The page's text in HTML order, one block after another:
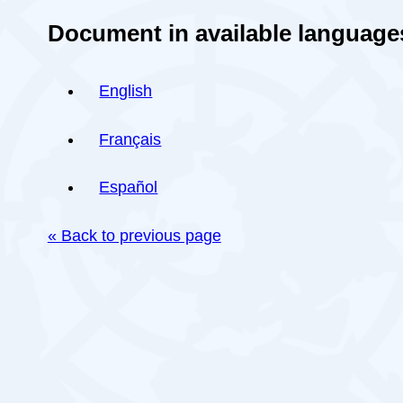
Document in available
English
Français
Español
« Back to previous page